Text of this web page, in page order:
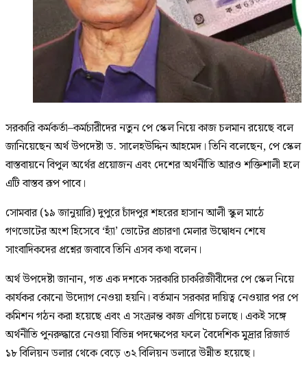
সরকারি কর্মকর্তা–কর্মচারীদের নতুন পে স্কেল নিয়ে কাজ চলমান রয়েছে বলে
জানিয়েছেন অর্থ উপদেষ্টা ড. সালেহউদ্দিন আহমেদ। তিনি বলেছেন, পে স্কেল
বাস্তবায়নে বিপুল অর্থের প্রয়োজন এবং দেশের অর্থনীতি আরও শক্তিশালী হলে
এটি বাস্তব রূপ পাবে।
সোমবার (১৯ জানুয়ারি) দুপুরে চাঁদপুর শহরের হাসান আলী স্কুল মাঠে
গণভোটের অংশ হিসেবে ‘হ্যাঁ’ ভোটের প্রচারণা মেলার উদ্বোধন শেষে
সাংবাদিকদের প্রশ্নের জবাবে তিনি এসব কথা বলেন।
অর্থ উপদেষ্টা জানান, গত এক দশকে সরকারি চাকরিজীবীদের পে স্কেল নিয়ে
কার্যকর কোনো উদ্যোগ নেওয়া হয়নি। বর্তমান সরকার দায়িত্ব নেওয়ার পর পে
কমিশন গঠন করা হয়েছে এবং এ সংক্রান্ত কাজ এগিয়ে চলছে। একই সঙ্গে
অর্থনীতি পুনরুদ্ধারে নেওয়া বিভিন্ন পদক্ষেপের ফলে বৈদেশিক মুদ্রার রিজার্ভ
১৮ বিলিয়ন ডলার থেকে বেড়ে ৩২ বিলিয়ন ডলারে উন্নীত হয়েছে।